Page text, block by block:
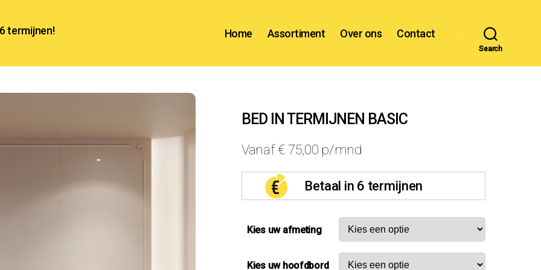
termijnen! Home Assortiment Over ons Contact
Search
BED IN TERMIJNEN BASIC
Vanaf€75,00 p/mnd
Betaal in 6 termijnen
Kies uw afmeting
Kies uw hoofdbord